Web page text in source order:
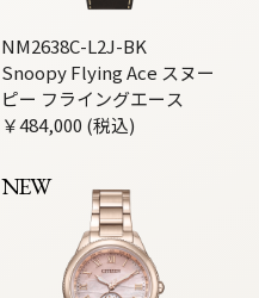
NM2638C-L2J-BK
Snoopy Flying Ace スヌー
ピー フライングエース
￥484,000 (税込)
NEW